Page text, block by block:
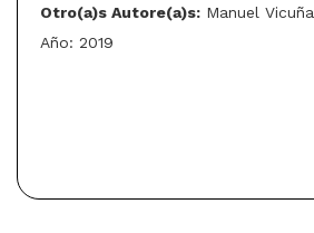
Otro(a)s Autore(a)s: Manuel Vicuña
Año: 2019